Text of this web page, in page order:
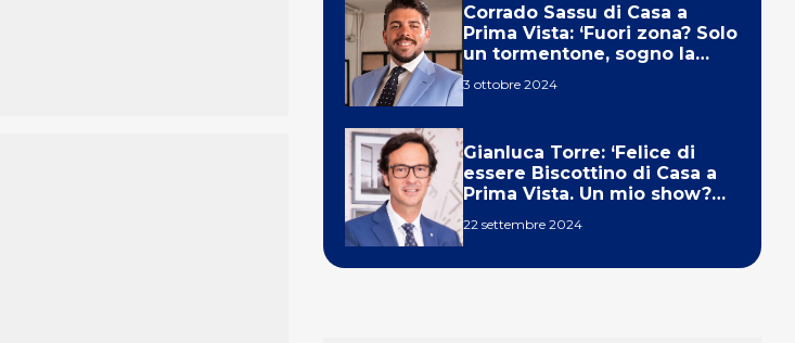
Corrado Sassu di Casa a
Prima Vista: ‘Fuori zona? Solo
un tormentone, sogno la
3 ottobre 2024
Gianluca Torre: ‘Felice di
essere Biscottino di Casa a
Prima Vista. Un mio show?
22 settembre 2024